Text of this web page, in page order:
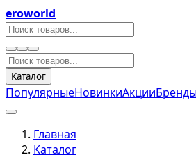
eroworld
Каталог
ПопулярныеНовинкиАкции
Главная
Каталог